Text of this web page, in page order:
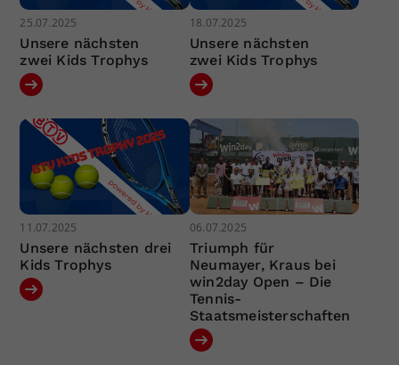
25.07.2025
Unsere nächsten
zwei Kids Trophys
18.07.2025
Unsere nächsten
zwei Kids Trophys
11.07.2025
Unsere nächsten drei
Kids Trophys
06.07.2025
Triumph für
Neumayer, Kraus bei
win2day Open – Die
Tennis-
Staatsmeisterschaften